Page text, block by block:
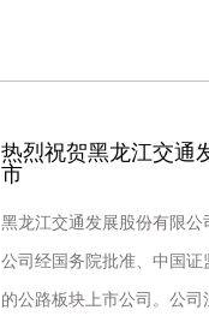
热烈祝贺黑龙江交通
市
黑龙江交通发展股份有限公
公司经国务院批准、中国
的公路板块上市公司。公